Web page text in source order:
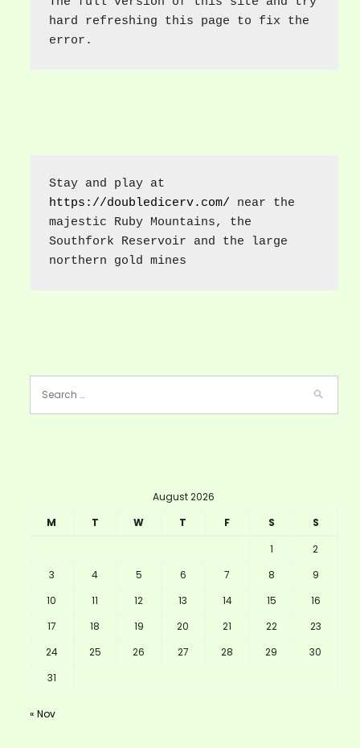
hard refreshing this page to fix the
error.
https://doubledicerv.com/ near the
majestic Ruby Mountains, the
Southfork Reservoir and the large
northern gold mines
August 2026
M
T W T F S
S
1
2
3
4 5 6 7 8
9
10
11 12 13 14 15
16
17
18 19 20 21 22
23
24
25 26 27 28 29
30
31
« Nov